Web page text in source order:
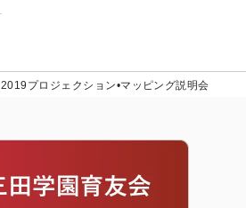
2019プロジェクション•マッピング説明会